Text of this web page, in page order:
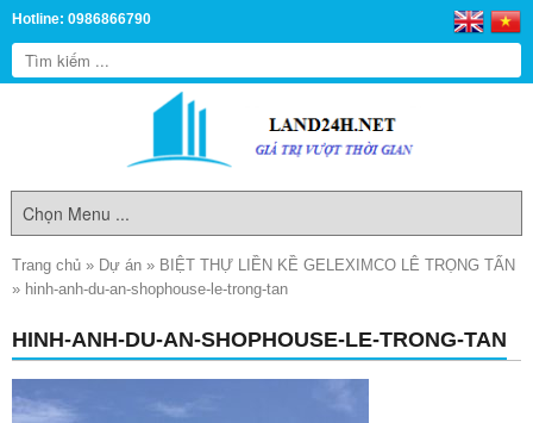
Hotline: 0986866790
Trang chủ » Dự án » BIỆT THỰ LIỀN KỀ GELEXIMCO LÊ TRỌNG TẤN
» hinh-anh-du-an-shophouse-le-trong-tan
HINH-ANH-DU-AN-SHOPHOUSE-LE-TRONG-TAN